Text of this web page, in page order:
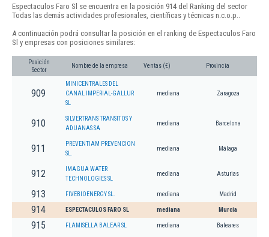
Espectaculos Faro Sl se encuentra en la posición 914 del Ranking del sector
Todas las demás actividades profesionales, científicas y técnicas n.c.o.p..
A continuación podrá consultar la posición en el ranking de Espectaculos Faro
Sl y empresas con posiciones similares:
Posición
Sector
Nombre de la empresa Ventas (€) Provincia
909
MINICENTRALES DEL
CANAL IMPERIAL-GALLUR
SL
mediana Zaragoza
910
SILVERTRANS TRANSITOS Y
ADUANAS SA
mediana Barcelona
911
PREVENTIAM PREVENCION
SL.
mediana Málaga
912
IMAGUA WATER
TECHNOLOGIES SL
mediana Asturias
913 FIVEBIOENERGY SL. mediana Madrid
914 ESPECTACULOS FARO SL mediana Murcia
915 FLAMISELLA BALEAR SL mediana Baleares